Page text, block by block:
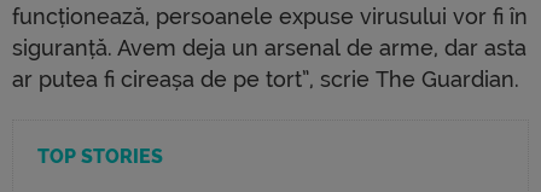
funcționează, persoanele expuse virusului vor fi în
siguranță. Avem deja un arsenal de arme, dar asta
ar putea fi cireașa de pe tort”, scrie The Guardian.
TOP STORIES